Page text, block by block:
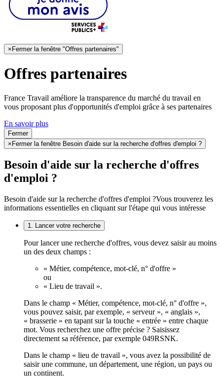
×Fermer la fenêtre "Offres partenaires"
Offres partenaires
France Travail améliore la transparence du marché du travail en
vous proposant plus d'opportunités d'emploi grâce à ses partenaires
En savoir plus
Fermer
×Fermer la fenêtre Besoin d'aide sur la recherche d'offres d'emploi ?
Besoin d'aide sur la recherche d'offres
d'emploi ?
Besoin d'aide sur la recherche d'offres d'emploi ?Vous trouverez les
informations essentielles en cliquant sur l'étape qui vous intéresse
1. Lancer votre recherche
Pour lancer une recherche d'offres, vous devez saisir au moins
un des deux champs :
« Métier, compétence, mot-clé, n° d'offre »
ou
« Lieu de travail ».
Dans le champ « Métier, compétence, mot-clé, n° d'offre »,
vous pouvez saisir, par exemple, « serveur », « anglais »,
« brasserie » en tapant sur la touche « entrée » entre chaque
mot. Vous recherchez une offre précise ? Saisissez
directement sa référence, par exemple 049RSNK.
Dans le champ « lieu de travail », vous avez la possibilité de
saisir une commune, un département, une région, un pays ou
un continent.